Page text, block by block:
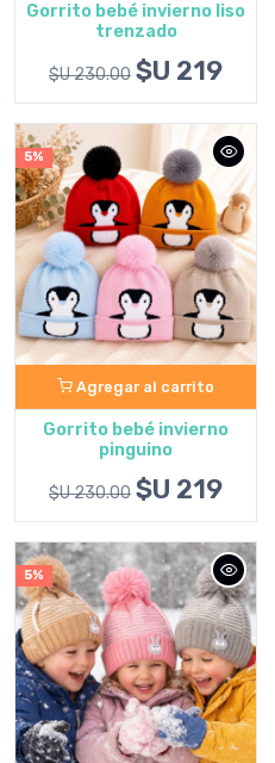
Gorrito bebé invierno liso
trenzado
$U 230.00 $U 219
5%
Agregar al carrito
Gorrito bebé invierno
pinguino
$U 230.00 $U 219
5%